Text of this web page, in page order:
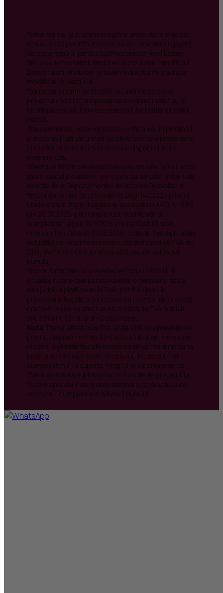
fiind oferite doar in limita stocului disponibil la un
moment dat.
*Pentru o informare exacta asupra situatiei unui imobil
sau a stocului existent, va rugam sa solicitati informatii
exacte de la Departamentul de Vanzari/Dezvoltator.
*In conformitate cu prevederile Legii 141/2025 privind
unele măsuri fiscal-bugetare, publicata in M.O. nr. 699
din 25.07.2025, prin care a fost modificată și
completată Legea 227/2015 privind Codul Fiscal,
incepand cu data de 01.08.2025, cota de TVA aplicabila
achizitiei de locuinte noi este cota standard de TVA de
21%, indiferent de suprafața utilă sau de valoarea
bunului.
*In conformitate cu prevederile Codului Fiscal, in
situatia in care cumparatorul este o persoana fizica
sau juridica platitoare de TVA, pot fi aplicabile
prevederile fiscale privind taxarea inversa, iar in acest
context, nu se va efectua nicio plată de TVA potrivit
art. 331 alin. (2) lit. g din Codul Fiscal.
Nota: Pretul afisat plus TVA-ul de 21% sau prevederile
privind taxarea inversa sunt aplicabile doar in masura
in care, legislatia fiscala existenta se va mentine pana
la data achizitiei/predarii imobilului, in caz contrar
cumparatorul va suporta integral orice diferenta de
TVA s-ar datora suplimentar, in functie de prevederile
fiscale aplicabile de la data semnarii contractului de
vanzare – cumparare si a livrarii bunului.